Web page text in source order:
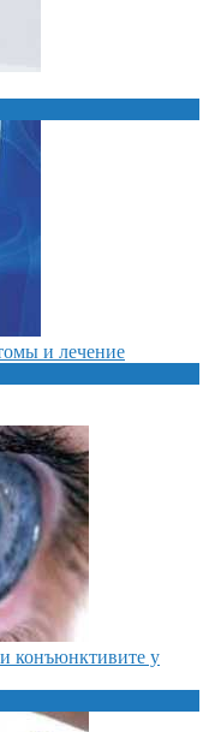
и лечение
конъюнктивите у